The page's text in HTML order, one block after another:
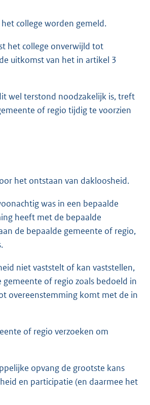
college worden gemeld.
het college onverwijld tot
uitkomst van het in artikel 3
wel terstond noodzakelijk is, treft
of regio tijdig te voorzien
het ontstaan van dakloosheid.
was in een bepaalde
heeft met de bepaalde
de bepaalde gemeente of regio,
niet vaststelt of kan vaststellen,
of regio zoals bedoeld in
overeenstemming komt met de in
of regio verzoeken om
opvang de grootste kans
en participatie (en daarmee het